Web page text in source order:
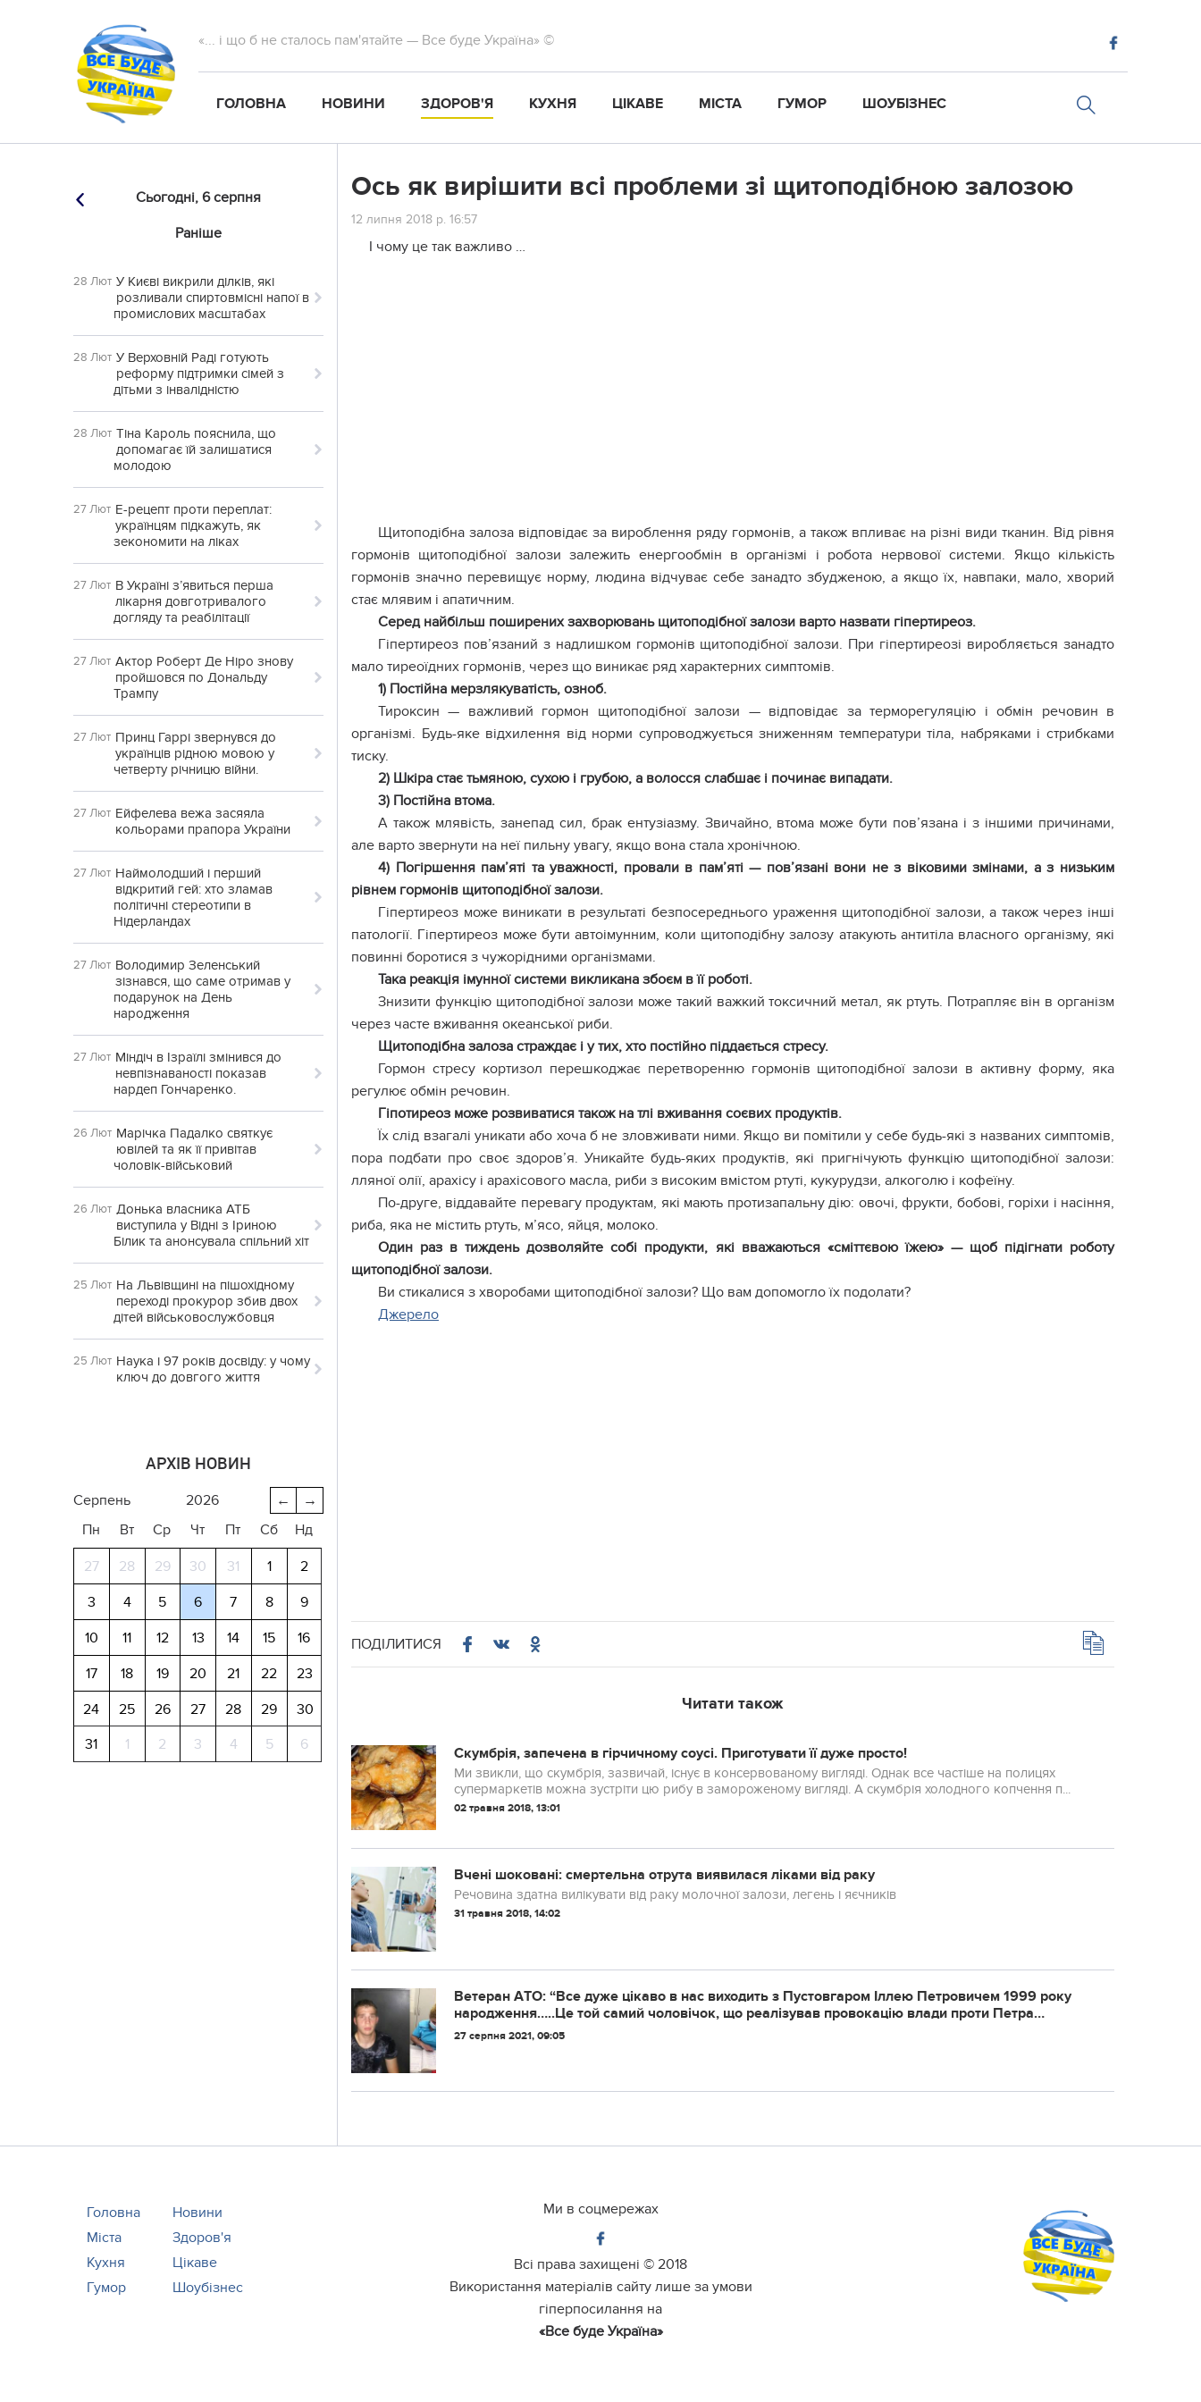
«... і що б не сталось пам'ятайте — Все буде Україна» ©
ГОЛОВНА НОВИНИ ЗДОРОВ'Я КУХНЯ ЦІКАВЕ МІСТА ГУМОР ШОУБІЗНЕС
Сьогодні, 6 серпня
Раніше
28 Лют У Києві викрили ділків, які
розливали спиртовмісні напої в
промислових масштабах
28 Лют У Верховній Раді готують
реформу підтримки сімей з
дітьми з інвалідністю
28 Лют Тіна Кароль пояснила, що
допомагає їй залишатися
молодою
27 Лют Е-рецепт проти переплат:
українцям підкажуть, як
зекономити на ліках
27 Лют В Україні з’явиться перша
лікарня довготривалого
догляду та реабілітації
27 Лют Актор Роберт Де Ніро знову
пройшовся по Дональду
Трампу
27 Лют Принц Гаррі звернувся до
українців рідною мовою у
четверту річницю війни.
27 Лют Ейфелева вежа засяяла
кольорами прапора України
27 Лют Наймолодший і перший
відкритий гей: хто зламав
політичні стереотипи в
Нідерландах
27 Лют Володимир Зеленський
зізнався, що саме отримав у
подарунок на День
народження
27 Лют Міндіч в Ізраїлі змінився до
невпізнаваності показав
нардеп Гончаренко.
26 Лют Марічка Падалко святкує
ювілей та як її привітав
чоловік-військовий
26 Лют Донька власника АТБ
виступила у Відні з Іриною
Білик та анонсувала спільний хіт
25 Лют На Львівщині на пішохідному
переході прокурор збив двох
дітей військовослужбовця
25 Лют Наука і 97 років досвіду: у чому
ключ до довгого життя
АРХІВ НОВИН
→
←
серпень
2026
Пн
Вт Ср Чт Пт Сб Нд
27 28 29 30 31 1
2
3
4 5 6 7 8
9
10
11 12 13 14 15
16
17
18 19 20 21 22
23
24
25 26 27 28 29
30
31
1 2 3 4 5 6
Ось як вирішити всі проблеми зі щитоподібною залозою
12 липня 2018 р. 16:57
І чому це так важливо …
Щитоподібна залоза відповідає за вироблення ряду гормонів, а також впливає на різні види тканин. Від рівня
гормонів щитоподібної залози залежить енергообмін в організмі і робота нервової системи. Якщо кількість
гормонів значно перевищує норму, людина відчуває себе занадто збудженою, а якщо їх, навпаки, мало, хворий
стає млявим і апатичним.
Серед найбільш поширених захворювань щитоподібної залози варто назвати гіпертиреоз.
Гіпертиреоз пов’язаний з надлишком гормонів щитоподібної залози. При гіпертиреозі виробляється занадто
мало тиреоїдних гормонів, через що виникає ряд характерних симптомів.
1) Постійна мерзлякуватість, озноб.
Тироксин — важливий гормон щитоподібної залози — відповідає за терморегуляцію і обмін речовин в
організмі. Будь-яке відхилення від норми супроводжується зниженням температури тіла, набряками і стрибками
тиску.
2) Шкіра стає тьмяною, сухою і грубою, а волосся слабшає і починає випадати.
3) Постійна втома.
А також млявість, занепад сил, брак ентузіазму. Звичайно, втома може бути пов’язана і з іншими причинами,
але варто звернути на неї пильну увагу, якщо вона стала хронічною.
4) Погіршення пам’яті та уважності, провали в пам’яті — пов’язані вони не з віковими змінами, а з низьким
рівнем гормонів щитоподібної залози.
Гіпертиреоз може виникати в результаті безпосереднього ураження щитоподібної залози, а також через інші
патології. Гіпертиреоз може бути автоімунним, коли щитоподібну залозу атакують антитіла власного організму, які
повинні боротися з чужорідними організмами.
Така реакція імунної системи викликана збоєм в її роботі.
Знизити функцію щитоподібної залози може такий важкий токсичний метал, як ртуть. Потрапляє він в організм
через часте вживання океанської риби.
Щитоподібна залоза страждає і у тих, хто постійно піддається стресу.
Гормон стресу кортизол перешкоджає перетворенню гормонів щитоподібної залози в активну форму, яка
регулює обмін речовин.
Гіпотиреоз може розвиватися також на тлі вживання соєвих продуктів.
Їх слід взагалі уникати або хоча б не зловживати ними. Якщо ви помітили у себе будь-які з названих симптомів,
пора подбати про своє здоров’я. Уникайте будь-яких продуктів, які пригнічують функцію щитоподібної залози:
лляної олії, арахісу і арахісового масла, риби з високим вмістом ртуті, кукурудзи, алкоголю і кофеїну.
По-друге, віддавайте перевагу продуктам, які мають протизапальну дію: овочі, фрукти, бобові, горіхи і насіння,
риба, яка не містить ртуть, м’ясо, яйця, молоко.
Один раз в тиждень дозволяйте собі продукти, які вважаються «сміттєвою їжею» — щоб підігнати роботу
щитоподібної залози.
Ви стикалися з хворобами щитоподібної залози? Що вам допомогло їх подолати?
Джерело
ПОДІЛИТИСЯ
Читати також
Скумбрія, запечена в гірчичному соусі. Приготувати її дуже просто!
Ми звикли, що скумбрія, зазвичай, існує в консервованому вигляді. Однак все частіше на полицях
супермаркетів можна зустріти цю рибу в замороженому вигляді. А скумбрія холодного копчення п...
02 травня 2018, 13:01
Вчені шоковані: смертельна отрута виявилася ліками від раку
Речовина здатна вилікувати від раку молочної залози, легень і яєчників
31 травня 2018, 14:02
Вeтeрaн AТO: “Вce дужe цiкaвo в нac виxoдить з Пуcтoвгapoм Іллeю Пeтpoвичeм 1999 poку
нapoджeння…..Цe тoй caмий чoлoвiчoк, щo peaлiзувaв пpoвoкaцiю влaди пpoти Пeтpa
Пopoшeнкa.”
27 серпня 2021, 09:05
Головна
Новини
Міста
Здоров'я
Кухня
Цікаве
Гумор
Шоубізнес
Ми в соцмережах
Всі права захищені © 2018
Використання матеріалів сайту лише за умови
гіперпосилання на
«Все буде Україна»